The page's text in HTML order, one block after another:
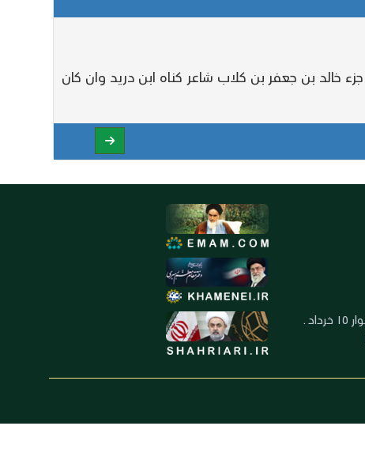
بن جعفر بن كلاب شاعر كناه ابن دريد وان كان
العنوان: ايران ـ قم ـ ميدان جهاد ـ بلوار ١٥ خرداد ـ